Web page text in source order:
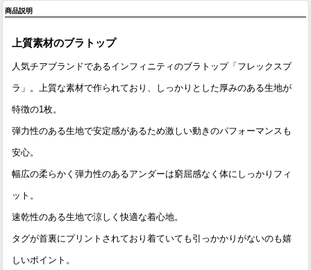
商品説明
上質素材のブラトップ
人気チアブランドであるインフィニティのブラトップ「フレックスブ
ラ」。上質な素材で作られており、しっかりとした厚みのある生地が
特徴の1枚。
弾力性のある生地で安定感があるため激しい動きのパフォーマンスも
安心。
幅広の柔らかく弾力性のあるアンダーは窮屈感なく体にしっかりフィ
ット。
速乾性のある生地で涼しく快適な着心地。
タグが首裏にプリントされており着ていても引っかかりがないのも嬉
しいポイント。